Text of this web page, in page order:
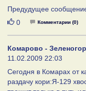
Предудущее
Нравится
0 Комментарии (0)
Комарово -
11.02.2009 22:03
Сегодня в Комарах от
раздачу кори:Я-129